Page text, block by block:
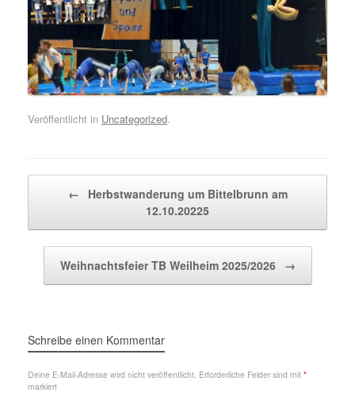
Veröffentlicht in Uncategorized.
←
Herbstwanderung um Bittelbrunn am
12.10.20225
Weihnachtsfeier TB Weilheim 2025/2026 →
Schreibe einen Kommentar
Deine E-Mail-Adresse wird nicht veröffentlicht. Erforderliche Felder sind mit *
markiert